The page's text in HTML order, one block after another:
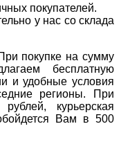
покупателей.
у нас со склада
покупке на сумму
бесплатную
и удобные условия
регионы. При
курьерская
Вам в 500